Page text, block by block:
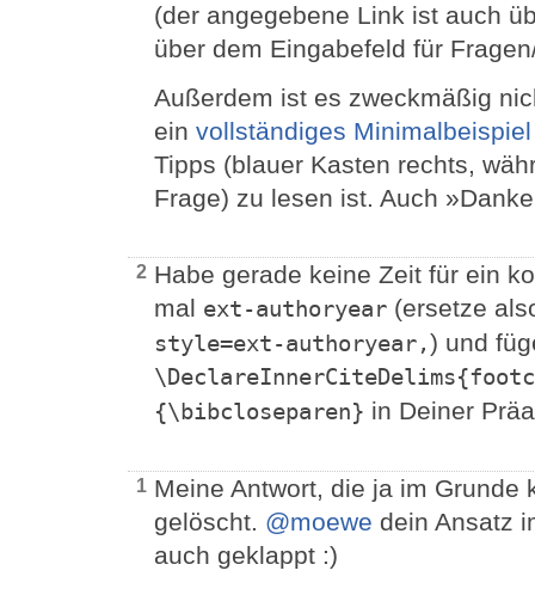
(der angegebene Link ist auch
über dem Eingabefeld für
Außerdem ist es zweckmäßig
ein vollständiges Minimalbeispiel
Tipps (blauer Kasten rechts,
Frage) zu lesen ist. Auch
2 Habe gerade keine Zeit für ein
mal ext-authoryear (ersetze
style=ext-authoryear,) und
{\bibcloseparen} in Deiner
1 Meine Antwort, die ja im Grunde
gelöscht. @moewe dein Ansatz
auch geklappt :)